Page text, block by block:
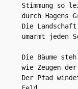
Stimmung so
durch Hagens
Die
umarmt jeden
Die Bäume
wie Zeugen
Der Pfad